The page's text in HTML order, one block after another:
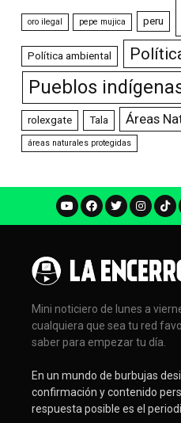
oro ilegal pepe mujica peru
Política ambiental
Pueblos
rolexgate Tala Áreas
áreas naturales protegidas
Mini noticiero de lunes a
cualquiera que sea tu red
saber para empezar tu día.
En un mundo de burbujas
confirmación y contenido
respuesta posible es el